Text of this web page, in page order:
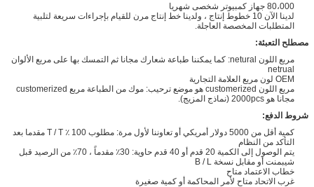
80،000 جهاز كمبيوتر شخصى شهريا
لدينا الآن 10 خطوط إنتاج ، ولدينا خط إنتاج مرن للقيام بإجراءات سريعة لتلبية
المتطلبات المخصصة العاجلة.
مصطلح التعبئة:
مربع اللون netural: كما يمكننا طباعة شعارك مجانا ثم التمسك بها على مربع الألوان
netrual
OEM لون مربع العلامة التجارية
مربع اللون customerized هو موضع ترحيب: موك من الطباعة مربع customerized
مجانا هو 2000pcs (نماذج المزيج).
شروط الدفع:
كمية أقل من 5000 دولار أمريكي أو تعاوننا لأول مرة: مطلوب 100 ٪ T / T مقدما بعد
التأكد من النظام
يتم الوصول إلى الكمية 20 قدم أو 40 قدم حاوية: 30٪ مقدماً ، 70٪ من الرصيد قبل
شيبمنت أو مقابل نسخة B / L
خطاب الاعتماد متاح
غرب الاتحاد متاح لأمر المحاكمة أو كمية صغيرة